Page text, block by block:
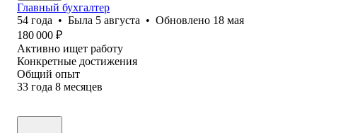
Главный бухгалтер
54 года • Была 5 августа • Обновлено 18 мая
180 000 ₽
Активно ищет работу
Конкретные достижения
Общий опыт
33 года 8 месяцев